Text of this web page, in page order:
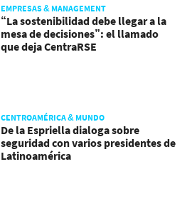
EMPRESAS & MANAGEMENT
“La sostenibilidad debe llegar a la
mesa de decisiones”: el llamado
que deja CentraRSE
CENTROAMÉRICA & MUNDO
De la Espriella dialoga sobre
seguridad con varios presidentes de
Latinoamérica